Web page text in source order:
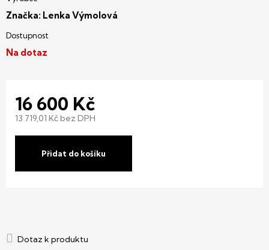
16 600 Kč
13 719,01 Kč bez DPH
Přidat do košíku
Značka: Lenka Výmolová
Na dotaz